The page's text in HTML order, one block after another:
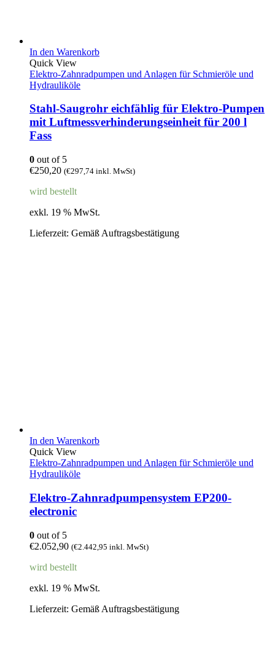
In den Warenkorb
Quick View
Elektro-Zahnradpumpen und Anlagen für Schmieröle und
Hydrauliköle
Stahl-Saugrohr eichfählig für Elektro-Pumpen
mit Luftmessverhinderungseinheit für 200 l
Fass
0 out of 5
€250,20 (€297,74 inkl. MwSt)
wird bestellt
exkl. 19 % MwSt.
Lieferzeit: Gemäß Auftragsbestätigung
In den Warenkorb
Quick View
Elektro-Zahnradpumpen und Anlagen für Schmieröle und
Hydrauliköle
Elektro-Zahnradpumpensystem EP200-
electronic
0 out of 5
€2.052,90 (€2.442,95 inkl. MwSt)
wird bestellt
exkl. 19 % MwSt.
Lieferzeit: Gemäß Auftragsbestätigung